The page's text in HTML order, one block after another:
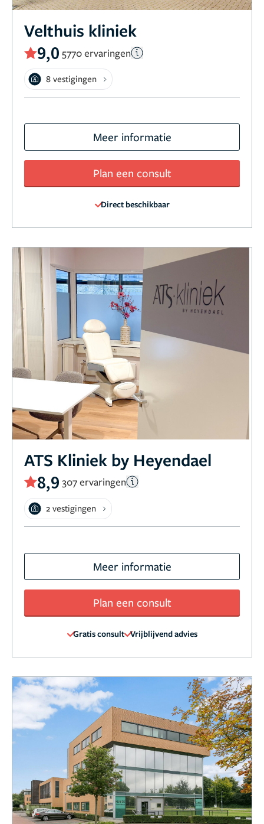
Velthuis kliniek
9,0 5770 ervaringen
8 vestigingen
Meer informatie
Plan een consult
Direct beschikbaar
ATS Kliniek by Heyendael
8,9 307 ervaringen
2 vestigingen
Meer informatie
Plan een consult
Gratis consult Vrijblijvend advies